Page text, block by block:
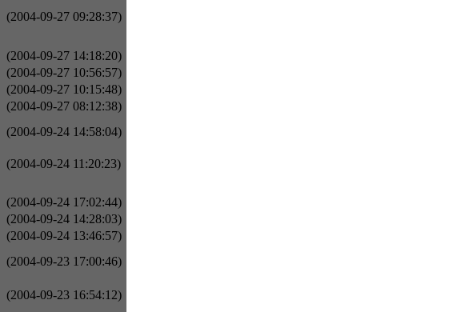
(2004-09-27 09:28:37)
(2004-09-27 14:18:20)
(2004-09-27 10:56:57)
(2004-09-27 10:15:48)
(2004-09-27 08:12:38)
(2004-09-24 14:58:04)
(2004-09-24 11:20:23)
(2004-09-24 17:02:44)
(2004-09-24 14:28:03)
(2004-09-24 13:46:57)
(2004-09-23 17:00:46)
(2004-09-23 16:54:12)